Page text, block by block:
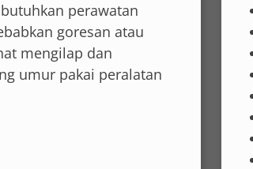
perawatan
goresan atau
mengilap dan
umur pakai peralatan